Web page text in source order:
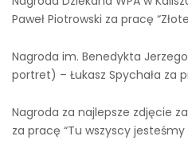
Paweł Piotrowski za pracę
Nagroda im. Benedykta
portret) – Łukasz Spychała za
Nagroda za najlepsze zdjęcie
za pracę “Tu wszyscy jesteśmy